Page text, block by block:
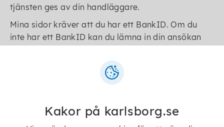
tjänsten ges av din handläggare.
Mina sidor kräver att du har ett BankID. Om du
inte har ett BankID kan du lämna in din ansökan
Kakor på karlsborg.se